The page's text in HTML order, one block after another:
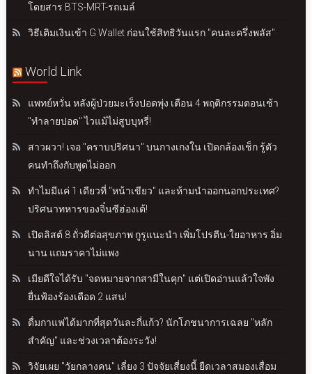
โดยสาร BTS-MRT-รถเมล์
วิธีเติมเงินเข้า G Wallet ก่อนใช้สิทธิวันแรก "คนละครึ่งพลัส"
World Link
แพทย์หวั่น หลังผู้ป่วยมะเร็งปอดพุ่ง เตือน 4 พฤติกรรมตอนเช้า
"ทำลายปอด" ไวแม้ไม่สูบบุหรี่!
สาวผวา! เจอ "คราบปริศนา" บนกางเกงใน เปิดกล้องเช็ก รู้ตัว
คนทำถึงกับพูดไม่ออก
ทำไมมีแค่ 1 เดียวที่ "หน้าเขียว" และห้ามนำออกนอกประเทศ?
ปริศนาทหารของจิ๋นซีฮ่องเต้!
เปิดลิสต์ 8 ถั่วดีต่อสุขภาพ กูรูแนะนำ เพิ่มโปรตีน-ใยอาหาร อิ่ม
นาน แถมราคาไม่แพง
เมียดีใจได้รับ "จดหมายจากสามีในคุก" แต่เปิดอ่านแล้วใจพัง
ยื่นฟ้องร้องเดือด 2 แสน!
ดื่มกาแฟได้มากที่สุดวันละกี่แก้ว? นักโภชนาการเฉลย "หลัก
สำคัญ" และช่วงเวลาต้องระวัง!
วิจัยเผย "วัยกลางคน" เลี่ยง 3 ปัจจัยเสี่ยงนี้ ยืดเวลาสมองเสื่อม